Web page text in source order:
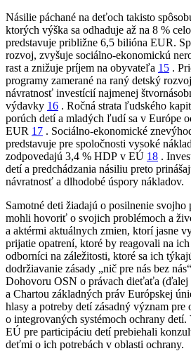
Násilie páchané na deťoch takisto
ktorých výška sa odhaduje až na 8 %
predstavuje približne 6,5 bilióna EUR.
rozvoj, zvyšuje sociálno-ekonomickú
rast a znižuje príjem na obyvateľa 15 .
programy zamerané na raný detský
návratnosť investícií najmenej
výdavky 16 . Ročná strata ľudského
porúch detí a mladých ľudí sa v Európe
EUR 17 . Sociálno-ekonomické
predstavuje pre spoločnosti vysoké
zodpovedajú 3,4 % HDP v EÚ 18 .
detí a predchádzania násiliu preto
návratnosť a dlhodobé úspory nákladov.
Samotné deti žiadajú o posilnenie svojho
mohli hovoriť o svojich problémoch a
a aktérmi aktuálnych zmien, ktorí jasne
prijatie opatrení, ktoré by reagovali na
odborníci na záležitosti, ktoré sa ich
dodržiavanie zásady „nič pre nás bez
Dohovoru OSN o právach dieťaťa (ďalej
a Chartou základných práv Európskej
hlasy a potreby detí zásadný význam pre
o integrovaných systémoch ochrany
EÚ pre participáciu detí prebiehali
deťmi o ich potrebách v oblasti ochrany.